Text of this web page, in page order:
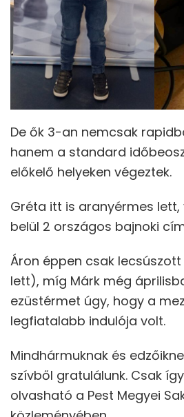
De ők 3-an nemcsak
hanem a standard
előkelő helyeken végeztek.
Gréta itt is aranyérmes lett,
belül 2 országos bajnoki
Áron éppen csak
lett), míg Márk még
ezüstérmet úgy, hogy a
legfiatalabb indulója volt.
Mindhármuknak és
szívből gratulálunk. Csak
olvasható a Pest Megyei